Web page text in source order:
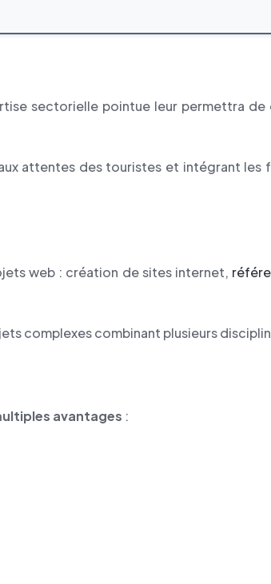
sectorielle pointue leur permettra de
attentes des touristes et intégrant les
web : création de sites internet,
complexes combinant plusieurs
avantages :